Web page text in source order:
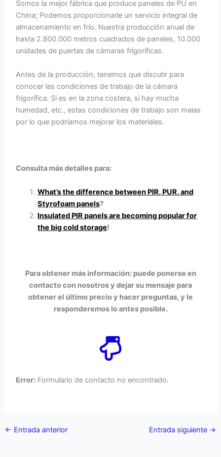
Somos la mejor fábrica que produce paneles de PU en
China; Podemos proporcionarle un servicio integral de
almacenamiento en frío. Nuestra producción anual de
hasta 2.800.000 metros cuadrados de paneles, 10.000
unidades de puertas de cámaras frigoríficas.
Antes de la producción, tenemos que discutir para
conocer las condiciones de trabajo de la cámara
frigorífica. Si es en la zona costera, si hay mucha
humedad, etc., estas condiciones de trabajo son malas
por lo que podríamos mejorar los materiales.
Consulta más detalles para:
What’s the difference between PIR, PUR, and
Styrofoam panels?
Insulated PIR panels are becoming popular for
the big cold storage!
Para obtener más información: puede ponerse en
contacto con nosotros y dejar su mensaje para
obtener el último precio y hacer preguntas, y le
responderemos lo antes posible.
Error: Formulario de contacto no encontrado.
← Entrada anterior Entrada siguiente →